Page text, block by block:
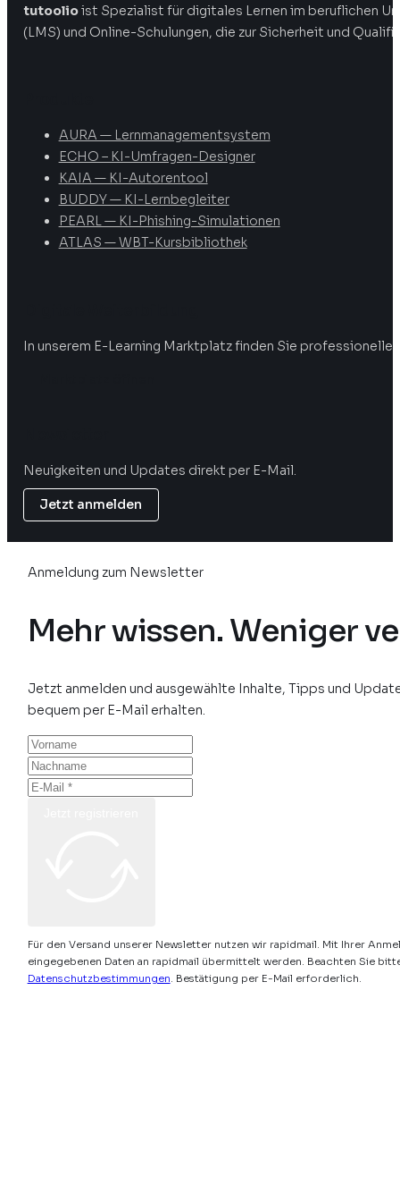
tutoolioist Spezialist für digitales Lernen im beruflichen
(LMS) und Online-Schulungen, die zur Sicherheit und
AURA — Lernmanagementsystem
ECHO – KI-Umfragen-Designer
KAIA — KI-Autorentool
BUDDY — KI-Lernbegleiter
PEARL — KI-Phishing-Simulationen
ATLAS — WBT-Kursbibliothek
In unserem E-Learning Marktplatz finden Sie professionelle
Neuigkeiten und Updates direkt per E-Mail.
Jetzt anmelden
Anmeldung zum Newsletter
Mehr wissen. Weniger
Jetzt anmelden und ausgewählte Inhalte, Tipps und
bequem per E-Mail erhalten.
Für den Versand unserer Newsletter nutzen wir rapidmail. Mit Ihrer
eingegebenen Daten an rapidmail übermittelt werden. Beachten Sie
Datenschutzbestimmungen. Bestätigung per E-Mail erforderlich.